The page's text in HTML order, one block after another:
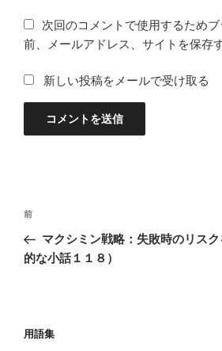
次回のコメントで使用するため
前、メールアドレス、サイトを保存す
新しい投稿をメールで受け取る
投
ナ
シ
過
去
の
前
マクシミン戦略：失敗時のリス
的な小話１１８）
用語集